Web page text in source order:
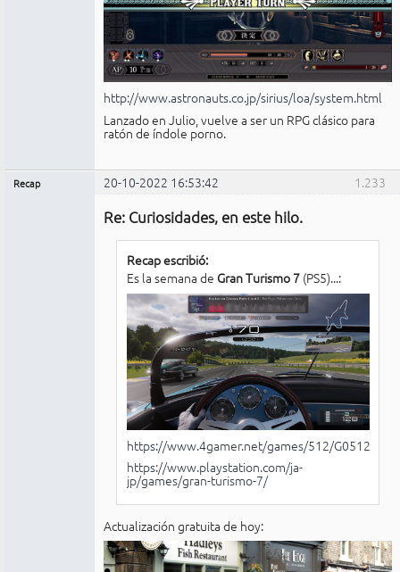
http://www.astronauts.co.jp/sirius/loa/system.html
Lanzado en Julio, vuelve a ser un RPG clásico para
ratón de índole porno.
1.233
Recap 20-10-2022 16:53:42
Re: Curiosidades, en este hilo.
Recap escribió:
Es la semana de Gran Turismo 7(PS5)...:
https://www.4gamer.net/games/512/G051215/
https://www.playstation.com/ja-
jp/games/gran-turismo-7/
Actualización gratuita de hoy: